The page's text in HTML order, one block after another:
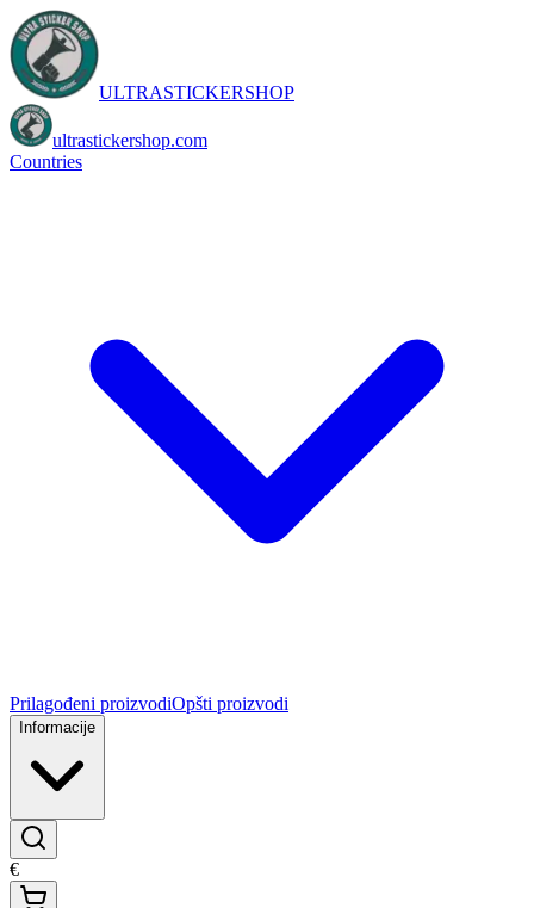
ULTRASTICKERSHOP
ultrastickershop.com
Countries
Prilagođeni proizvodiOpšti proizvodi
Informacije
€